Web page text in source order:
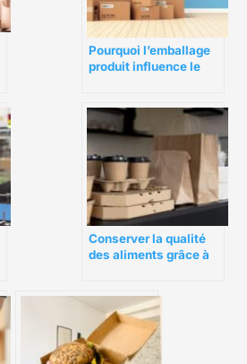
Pourquoi l’emballage
produit influence le
Conserver la qualité
des aliments grâce à